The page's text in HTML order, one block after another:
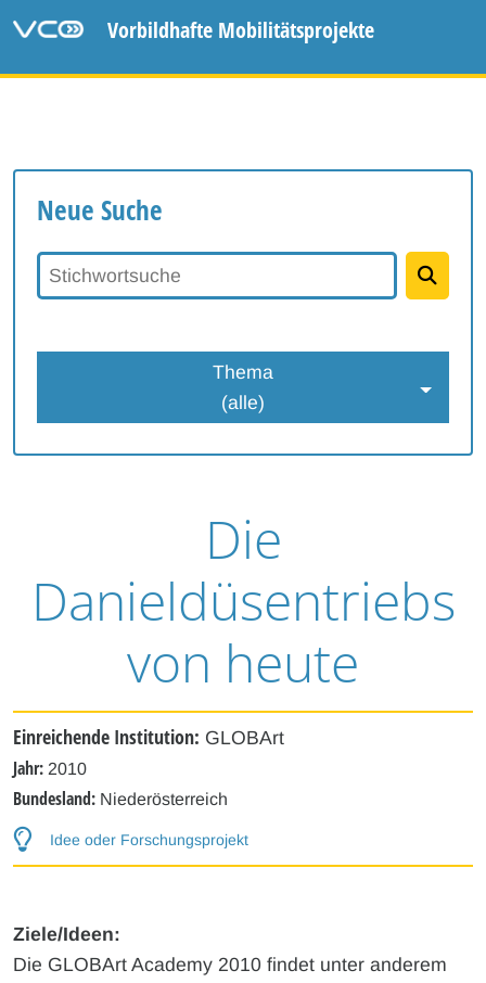
Vorbildhafte Mobilitätsprojekte
Die
Danieldüsentriebs
von heute
Einreichende Institution: GLOBArt
Jahr: 2010
Bundesland: Niederösterreich
Idee oder Forschungsprojekt
Ziele/Ideen:
Die GLOBArt Academy 2010 findet unter anderem
Neue Suche
Stichwortsuche
Thema
(alle)